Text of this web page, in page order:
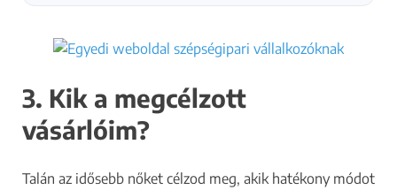
A hirdetéssel
információk
Több vendéget szeretnék a
3. Kik a megcélzott
vásárlóim?
Talán az idősebb nőket célzod meg, akik hatékony módot